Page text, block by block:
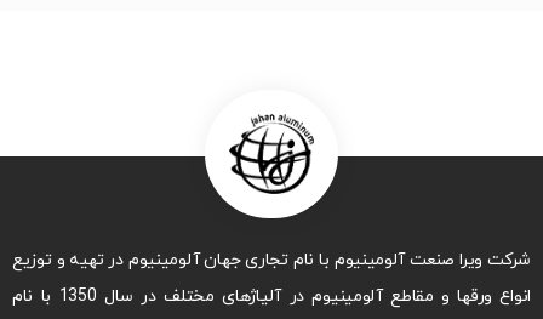
شرکت ویرا صنعت آلومینیوم با نام تجاری جهان آلومینیوم در تهیه و توزیع
انواع ورقها و مقاطع آلومینیوم در آلیاژهای مختلف در سال 1350 با نام